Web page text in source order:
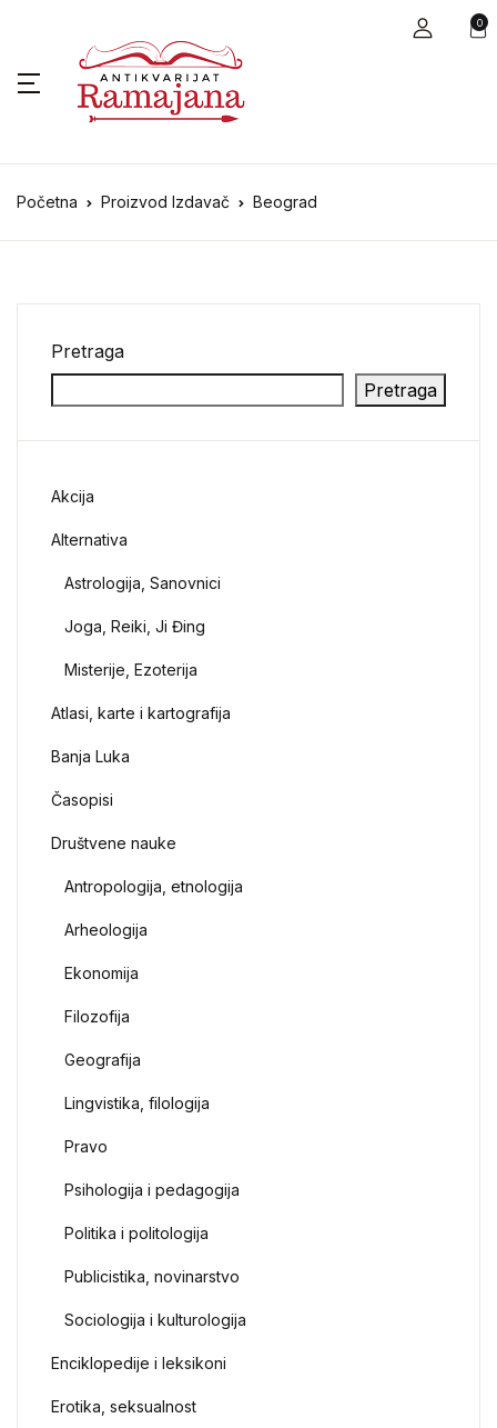
0
Početna Proizvod Izdavač Beograd
Pretraga
Pretraga
Akcija
Alternativa
Astrologija, Sanovnici
Joga, Reiki, Ji Đing
Misterije, Ezoterija
Atlasi, karte i kartografija
Banja Luka
Časopisi
Društvene nauke
Antropologija, etnologija
Arheologija
Ekonomija
Filozofija
Geografija
Lingvistika, filologija
Pravo
Psihologija i pedagogija
Politika i politologija
Publicistika, novinarstvo
Sociologija i kulturologija
Enciklopedije i leksikoni
Erotika, seksualnost